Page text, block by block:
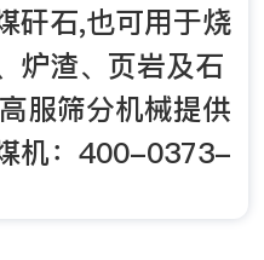
矸石,也可用于烧
炉渣、页岩及石
服筛分机械提供
机：400-0373-